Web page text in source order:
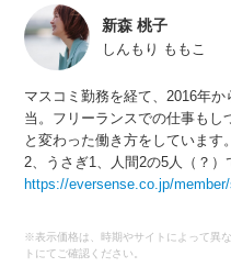
新森 桃子
しんもり ももこ
マスコミ勤務を経て、2016年
当。フリーランスでの仕事もし
と変わった働き方をしていま
2、うさぎ1、人間2の5人（？）
https://eversense.co.jp/
※表示価格は、時期やサイトによって異
トにてご確認ください。